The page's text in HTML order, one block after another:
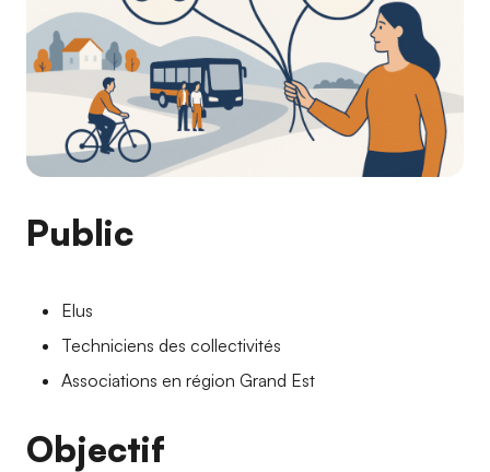
Public
Elus
Techniciens des collectivités
Associations en région Grand Est
Objectif